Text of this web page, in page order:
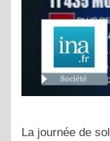
La journée de